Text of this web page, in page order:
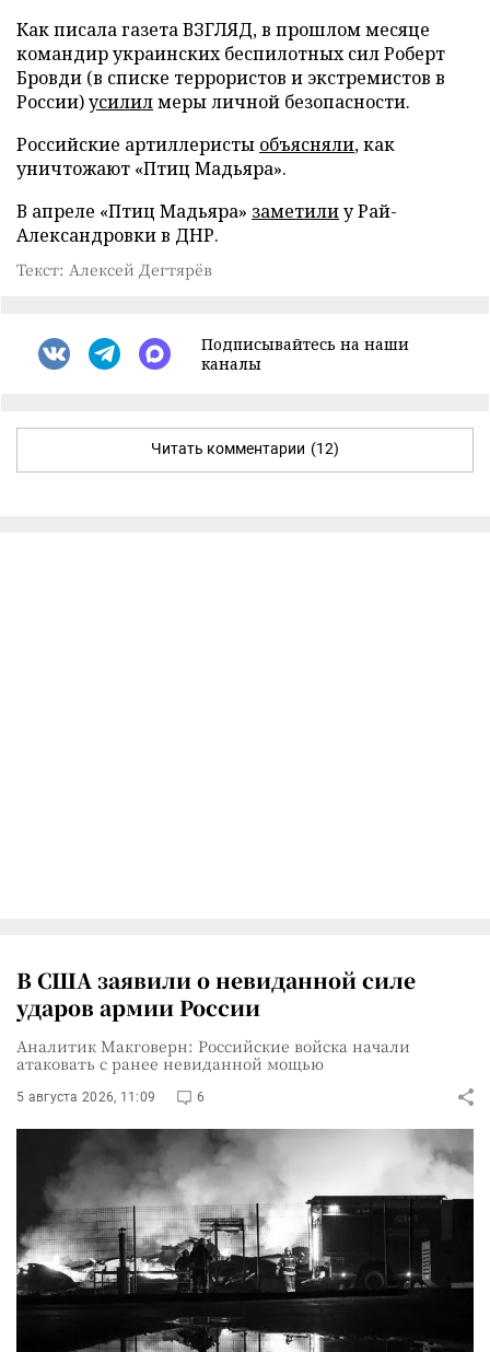
Как писала газета ВЗГЛЯД, в прошлом месяце
командир украинских беспилотных сил Роберт
Бровди (в списке террористов и экстремистов в
России)усилилмеры личной безопасности.
Российские артиллеристы объясняли, как
уничтожают «Птиц Мадьяра».
В апреле «Птиц Мадьяра» заметилиу Рай-
Александровки в ДНР.
Текст: Алексей Дегтярёв
Подписывайтесь на наши
каналы
Читать комментарии (12)
В США заявили о невиданной силе
ударов армии России
Аналитик Макговерн: Российские войска начали
атаковать с ранее невиданной мощью
5 августа 2026, 11:09 6